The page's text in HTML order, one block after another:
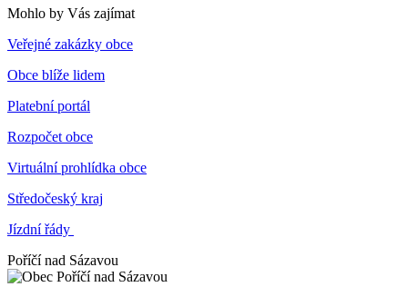
Mohlo by Vás zajímat
Veřejné zakázky obce
Obce blíže lidem
Platební portál
Rozpočet obce
Virtuální prohlídka obce
Středočeský kraj
Jízdní řády
Poříčí nad Sázavou